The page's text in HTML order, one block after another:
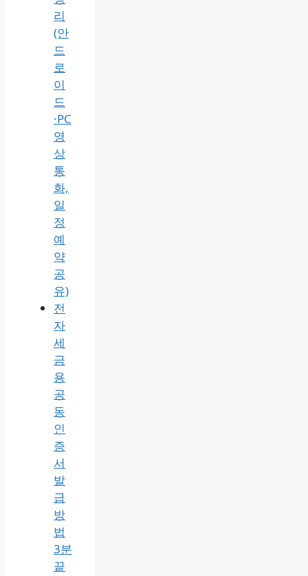
스
타
임
링
크
만
들
기
1분
정
리
(안
드
로
이
드
·PC
영
상
통
화,
일
정
예
약
공
유)
전
자
세
금
용
공